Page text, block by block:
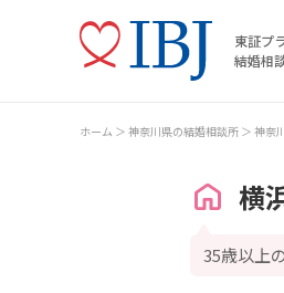
東証プ
結婚相
ホーム 神奈川県の結婚相談所 神奈
横
35歳以上